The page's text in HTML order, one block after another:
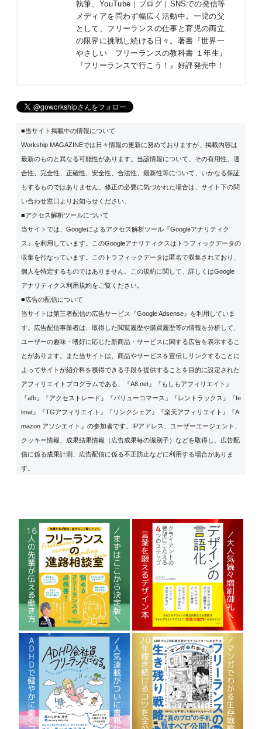
執筆、YouTube｜ブログ｜SNSでの発信等
メディアを問わず幅広く活動中。一児の父
として、フリーランスの仕事と育児の両立
の限界に挑戦し続ける日々。著書『世界一
やさしい フリーランスの教科書 １年生 』
『フリーランスで行こう！ 』好評発売中！
■当サイト掲載中の情報について
Workship MAGAZINEでは日々情報の更新に努めておりますが、掲載内容は
最新のものと異なる可能性があります。当該情報について、その有用性、適
合性、完全性、正確性、安全性、合法性、最新性等について、いかなる保証
もするものではありません。修正の必要に気づかれた場合は、サイト下の問
い合わせ窓口よりお知らせください。
■アクセス解析ツールについて
当サイトでは、Googleによるアクセス解析ツール『Googleアナリティク
ス』を利用しています。このGoogleアナリティクスはトラフィックデータの
収集を行なっています。このトラフィックデータは匿名で収集されており、
個人を特定するものではありません。この規約に関して、詳しくはGoogle
アナリティクス利用規約をご覧ください。
■広告の配信について
当サイトは第三者配信の広告サービス『Google Adsense』を利用していま
す。広告配信事業者は、取得した閲覧履歴や購買履歴等の情報を分析して、
ユーザーの趣味・嗜好に応じた新商品・サービスに関する広告を表示するこ
とがあります。また当サイトは、商品やサービスを宣伝しリンクすることに
よってサイトが紹介料を獲得できる手段を提供することを目的に設定された
アフィリエイトプログラムである、『A8.net』『もしもアフィリエイト』
『afb』『アクセストレード』『バリューコマース』『レントラックス』『fe
lmat』『TGアフィリエイト』『リンクシェア』『楽天アフィリエイト』『A
mazon アソシエイト』の参加者です。IPアドレス、ユーザーエージェント、
クッキー情報、成果結果情報（広告成果毎の識別子）などを取得し、広告配
信に係る成果計測、広告配信に係る不正防止などに利用する場合がありま
す。